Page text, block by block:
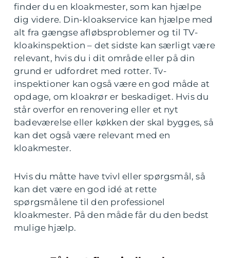
finder du en kloakmester, som kan hjælpe
dig videre. Din-kloakservice kan hjælpe med
alt fra gængse afløbsproblemer og til TV-
kloakinspektion – det sidste kan særligt være
relevant, hvis du i dit område eller på din
grund er udfordret med rotter. Tv-
inspektioner kan også være en god måde at
opdage, om kloakrør er beskadiget. Hvis du
står overfor en renovering eller et nyt
badeværelse eller køkken der skal bygges, så
kan det også være relevant med en
kloakmester.
Hvis du måtte have tvivl eller spørgsmål, så
kan det være en god idé at rette
spørgsmålene til den professionel
kloakmester. På den måde får du den bedst
mulige hjælp.